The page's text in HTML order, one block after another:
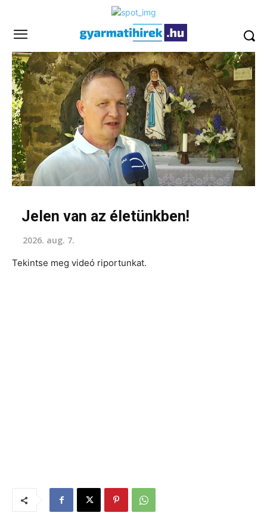
Jelen van az életünkben!
2026. aug. 7.
Tekintse meg videó riportunkat.